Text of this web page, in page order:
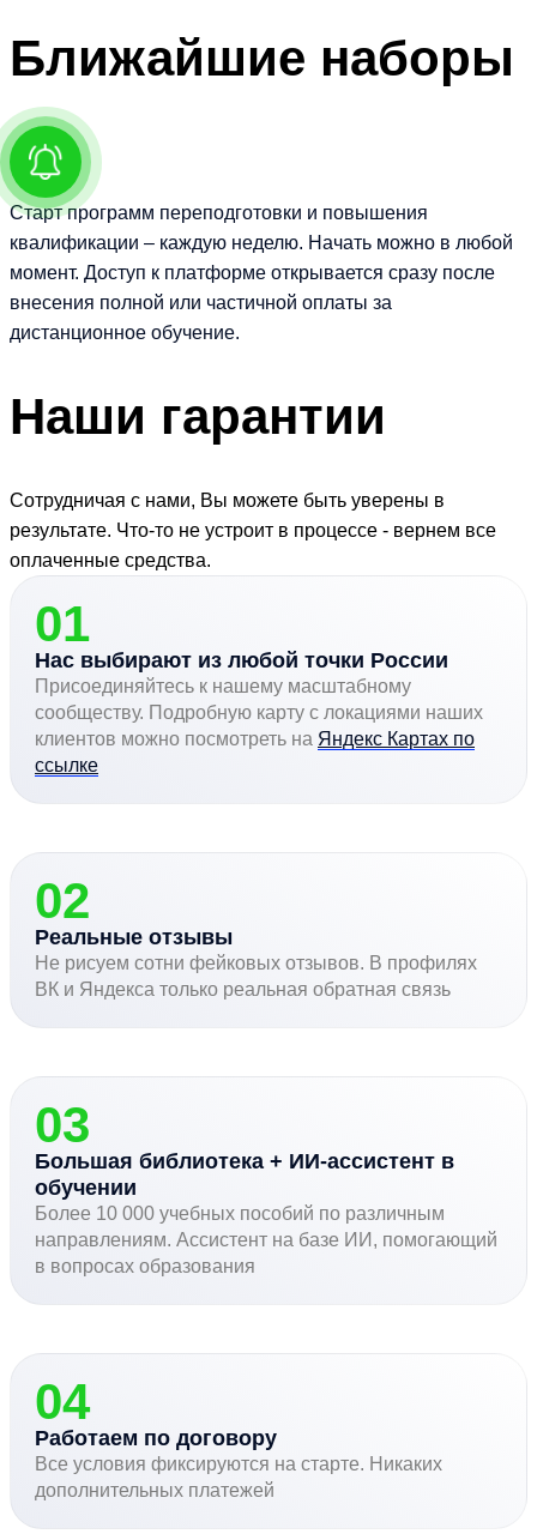
Ближайшие наборы
Старт программ переподготовки и повышения
квалификации – каждую неделю. Начать можно в любой
момент. Доступ к платформе открывается сразу после
внесения полной или частичной оплаты за
дистанционное обучение.
Наши гарантии
Сотрудничая с нами, Вы можете быть уверены в
результате. Что-то не устроит в процессе - вернем все
оплаченные средства.
01
Нас выбирают из любой точки России
Присоединяйтесь к нашему масштабному
сообществу. Подробную карту с локациями наших
клиентов можно посмотреть на Яндекс Картах по
ссылке
02
Реальные отзывы
Не рисуем сотни фейковых отзывов. В профилях
ВК и Яндекса только реальная обратная связь
03
Большая библиотека + ИИ-ассистент в
обучении
Более 10 000 учебных пособий по различным
направлениям. Ассистент на базе ИИ, помогающий
в вопросах образования
04
Работаем по договору
Все условия фиксируются на старте. Никаких
дополнительных платежей